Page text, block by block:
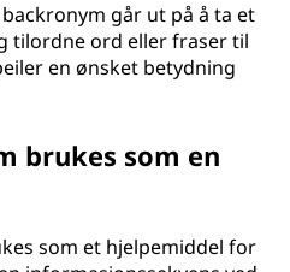
går ut på å ta et
tilordne ord eller fraser til
en ønsket betydning
brukes som en
som et hjelpemiddel for